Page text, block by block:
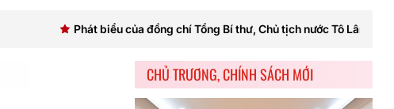
Phát biểu của đồng chí Tổng Bí thư, Chủ tịch nước Tô Lâm khai mạc Hội
CHỦ TRƯƠNG, CHÍNH SÁCH MỚI